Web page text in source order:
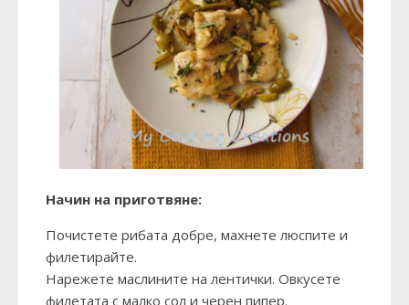
Начин на приготвяне:
Почистете рибата добре, махнете люспите и
филетирайте.
Нарежете маслините на лентички. Овкусете
филетата с малко сол и черен пипер.